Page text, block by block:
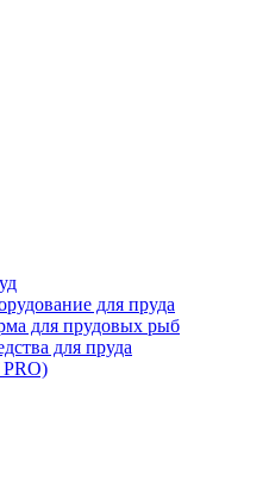
для пруда
для прудовых рыб
для пруда